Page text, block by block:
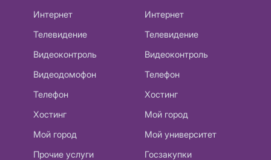
Интернет
Телевидение
Видеоконтроль
Видеодомофон
Телефон
Хостинг
Мой город
Прочие услуги
Интернет
Телевидение
Видеоконтроль
Телефон
Хостинг
Мой город
Мой университет
Госзакупки